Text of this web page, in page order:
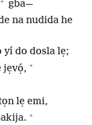
gba—
na nudida he
yí do dosla lẹ;
jẹvọ́, +
lẹ emi,
+